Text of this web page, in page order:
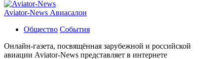
Aviator-News Авиасалон
Общество События
Онлайн-газета, посвящённая зарубежной и российской
авиации Aviator-News представляет в интернете